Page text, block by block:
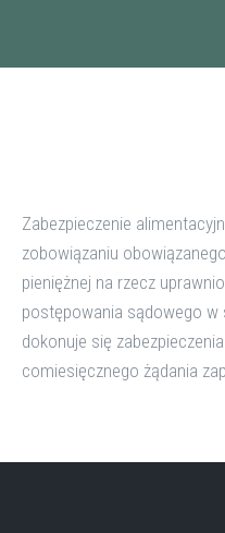
Zabezpieczenie alimentacyjne polega
zobowiązaniu
pieniężnej na rzecz
postępowania sądowego w
dokonuje się
comiesięcznego żądania